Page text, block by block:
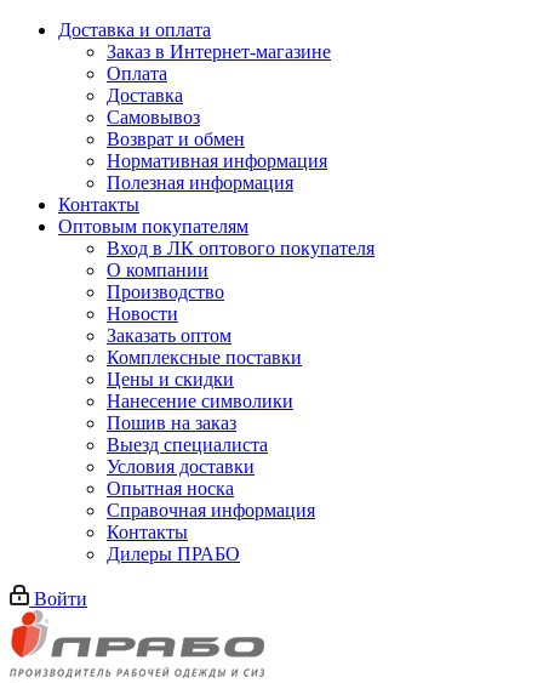
Доставка и оплата
Заказ в Интернет-магазине
Оплата
Доставка
Самовывоз
Возврат и обмен
Нормативная информация
Полезная информация
Контакты
Оптовым покупателям
Вход в ЛК оптового покупателя
О компании
Производство
Новости
Заказать оптом
Комплексные поставки
Цены и скидки
Нанесение символики
Пошив на заказ
Выезд специалиста
Условия доставки
Опытная носка
Справочная информация
Контакты
Дилеры ПРАБО
Войти